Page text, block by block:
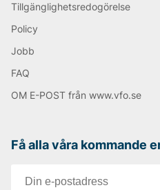
Tillgänglighetsredogörelse
Policy
Jobb
FAQ
OM E-POST från www.vfo.se
Få alla våra kommande